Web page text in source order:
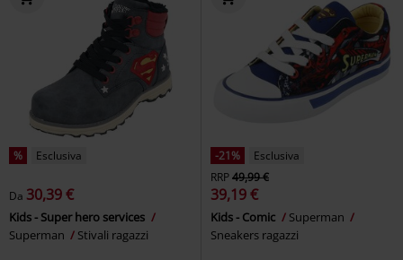
% Esclusiva
Da 30,39 €
Kids - Super hero services
Superman
Stivali ragazzi
-21%
Esclusiva
RRP49,99 €
39,19 €
Kids - Comic
Superman
Sneakers ragazzi